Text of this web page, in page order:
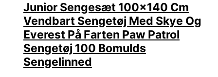
Junior Sengesæt 100×140 Cm
Vendbart Sengetøj Med Skye Og
Everest På Farten Paw Patrol
Sengetøj 100 Bomulds
Sengelinned